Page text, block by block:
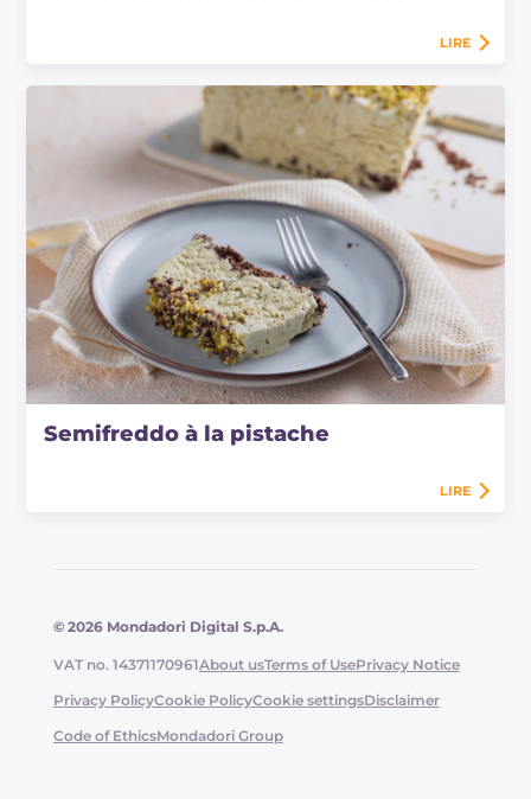
LIRE
Semifreddo à la pistache
LIRE
© 2026 Mondadori Digital S.p.A.
VAT no. 14371170961About usTerms of UsePrivacy Notice
Privacy PolicyCookie PolicyCookie settingsDisclaimer
Code of EthicsMondadori Group